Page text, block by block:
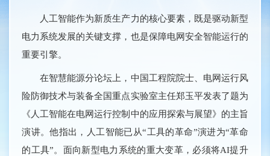
人工智能作为新质生产力的核心要素，既是驱动新型
电力系统发展的关键支撑，也是保障电网安全智能运行的
重要引擎。
在智慧能源分论坛上，中国工程院院士、电网运行风
险防御技术与装备全国重点实验室主任郑玉平发表了题为
《人工智能在电网运行控制中的应用探索与展望》的主旨
演讲。他指出，人工智能已从“工具的革命”演进为“革命
的工具”。面向新型电力系统的重大变革，必须将AI提升